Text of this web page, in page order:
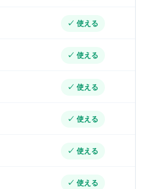
✓ 使える
✓ 使える
✓ 使える
✓ 使える
✓ 使える
✓ 使える